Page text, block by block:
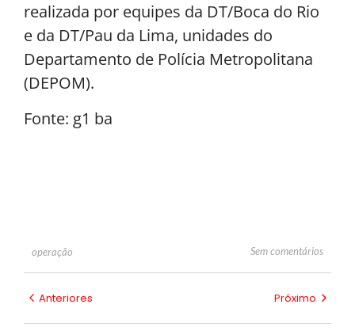
realizada por equipes da DT/Boca do Rio
e da DT/Pau da Lima, unidades do
Departamento de Polícia Metropolitana
(DEPOM).
Fonte: g1 ba
operação Sem comentários
Anteriores Próximo